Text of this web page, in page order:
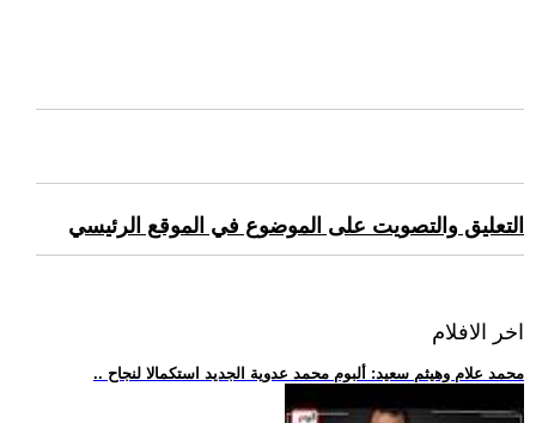
التعليق والتصويت على الموضوع في الموقع الرئيسي
اخر الافلام
.. محمد علام وهيثم سعيد: ألبوم محمد عدوية الجديد استكمالا لنجاح